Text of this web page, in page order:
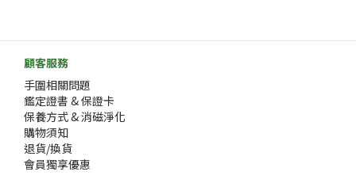
顧客服務
手圍相關問題
鑑定證書 & 保證卡
保養方式 & 消磁淨化
購物須知
退貨/換貨
會員獨享優惠